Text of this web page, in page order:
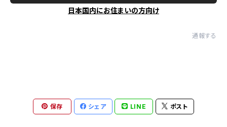
日本国内にお住まいの方向け
通報する
保存 シェア LINE ポスト